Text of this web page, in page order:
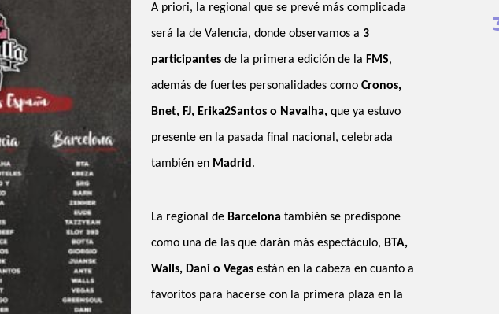
A priori, la regional que se prevé más complicada
será la de Valencia, donde observamos a3
participantes de la primera edición de la FMS,
además de fuertes personalidades comoCronos,
Bnet, FJ, Erika2Santos o Navalha, que ya estuvo
presente en la pasada final nacional, celebrada
también en Madrid .
La regional de Barcelona también se predispone
como una de las que darán más espectáculo, BTA,
Walls, Dani o Vegas están en la cabeza en cuanto a
favoritos para hacerse con la primera plaza en la